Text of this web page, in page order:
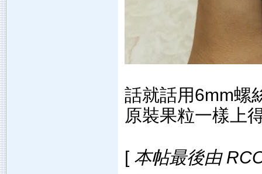
話就話用6mm螺
原裝果粒一樣上
[本帖最後由